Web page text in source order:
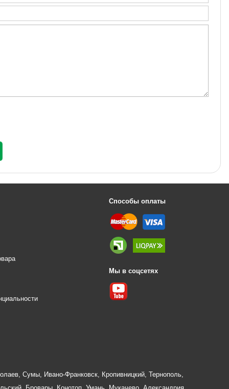
Способы оплаты
Мы в соцсетях
, Сумы, Ивано-Франковск, Кропивницкий, Тернополь,
Бровары Конотоп Умань Мукачево Александрия